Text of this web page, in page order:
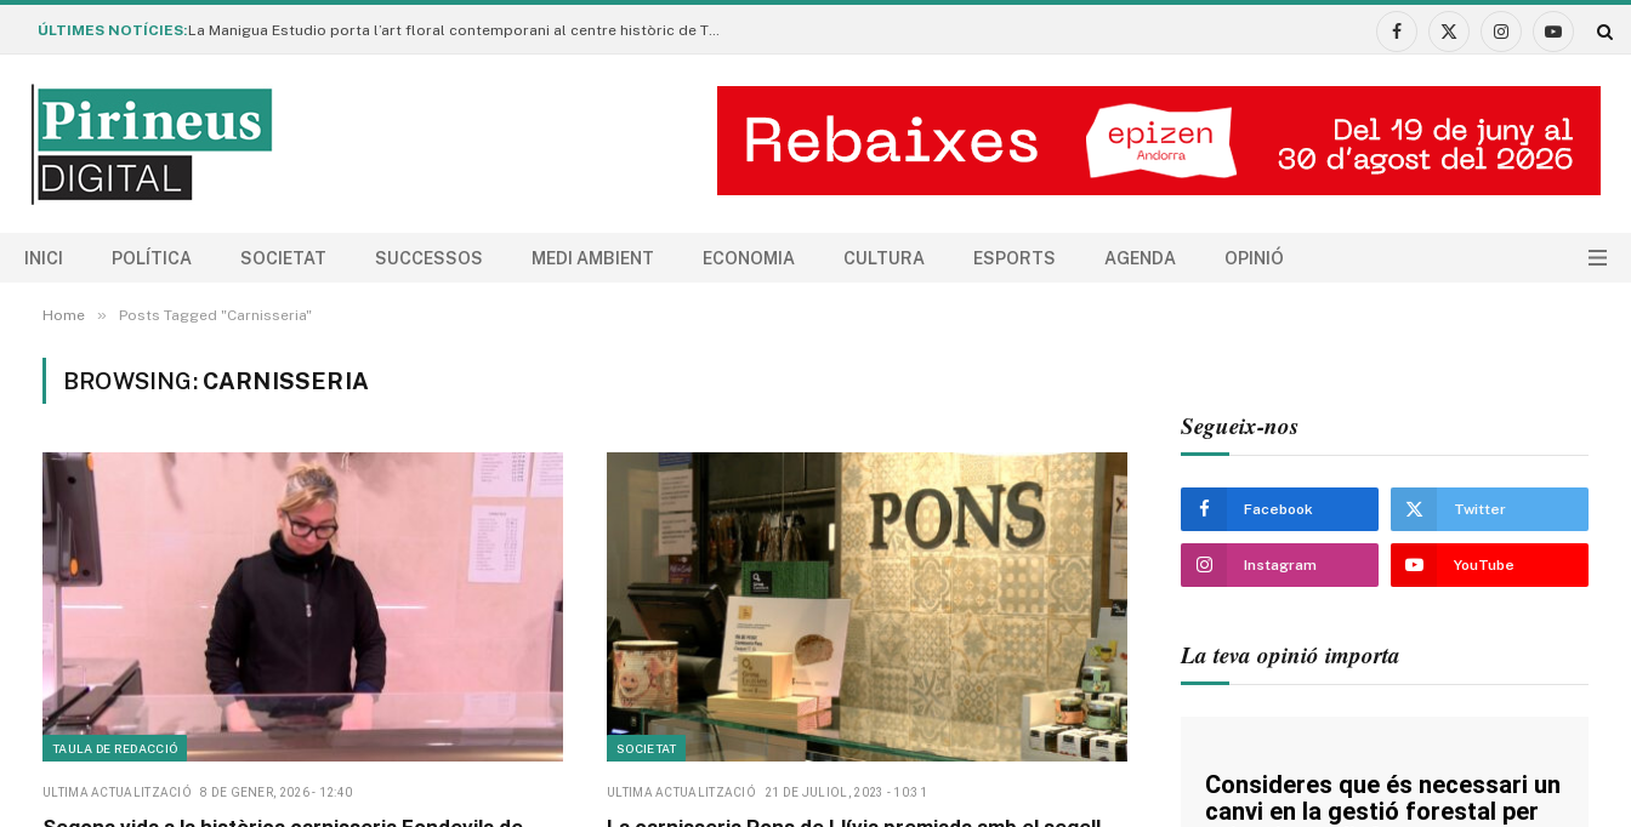
ÚLTIMES NOTÍCIES: La Manigua Estudio porta l’art floral contemporani al centre històric de Tremp
Facebook
X
InstagramYouTube
INICI POLÍTICA SOCIETAT SUCCESSOS MEDI AMBIENT ECONOMIA CULTURA ESPORTS AGENDA OPINIÓ
Home » Posts Tagged "Carnisseria"
BROWSING: CARNISSERIA
TAULA DE REDACCIÓ
ULTIMA ACTUALITZACIÓ 8 DE GENER, 2026 - 12:40
SOCIETAT
ULTIMA ACTUALITZACIÓ 21 DE JULIOL, 2023 - 10:31
Segueix-nos
Facebook Twitter
Instagram YouTube
La teva opinió importa
Consideres que és necessari un
canvi en la gestió forestal per